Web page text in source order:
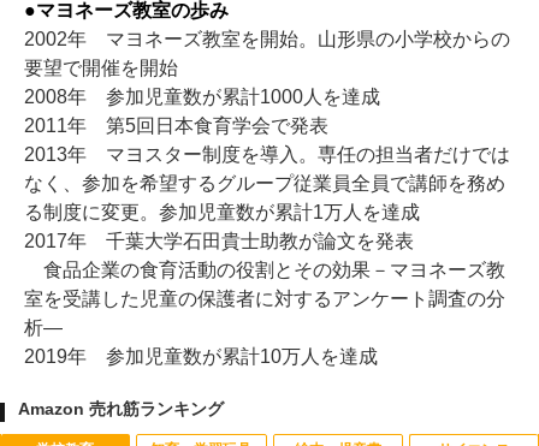
●マヨネーズ教室の歩み
2002年 マヨネーズ教室を開始。山形県の小学校からの
要望で開催を開始
2008年 参加児童数が累計1000人を達成
2011年 第5回日本食育学会で発表
2013年 マヨスター制度を導入。専任の担当者だけでは
なく、参加を希望するグループ従業員全員で講師を務め
る制度に変更。参加児童数が累計1万人を達成
2017年 千葉大学石田貴士助教が論文を発表
食品企業の食育活動の役割とその効果－マヨネーズ教
室を受講した児童の保護者に対するアンケート調査の分
析―
2019年 参加児童数が累計10万人を達成
Amazon 売れ筋ランキング